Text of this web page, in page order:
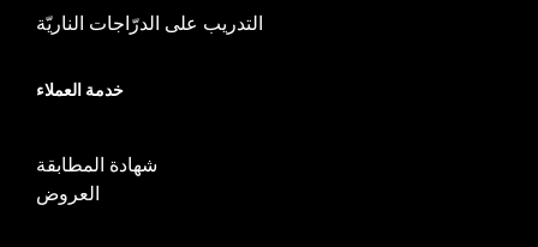
التدريب على الدرّاجات الناريّة
خدمة العملاء
شهادة المطابقة
العروض